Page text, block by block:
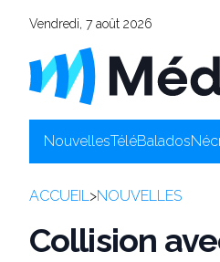
Vendredi, 7 août 2026
NouvellesTéléBalados
ACCUEIL>NOUVELLES
Collision